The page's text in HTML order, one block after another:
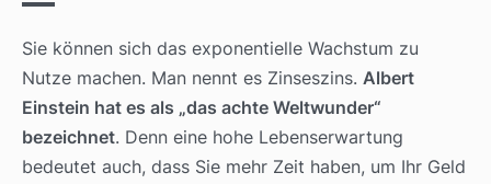
Sie können sich das exponentielle Wachstum zu
Nutze machen. Man nennt es Zinseszins. Albert
Einstein hat es als „das achte Weltwunder“
bezeichnet. Denn eine hohe Lebenserwartung
bedeutet auch, dass Sie mehr Zeit haben, um Ihr Geld